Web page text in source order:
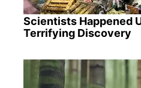
Scientists Happened
Terrifying Discovery